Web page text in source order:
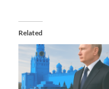
Related